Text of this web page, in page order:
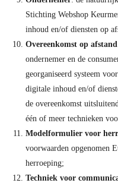
Stichting Webshop
inhoud en/of diensten op
Overeenkomst op afstand
ondernemer en de
georganiseerd systeem
digitale inhoud en/of
de overeenkomst
één of meer technieken
Modelformulier voor
voorwaarden opgenomen
herroeping;
Techniek voor